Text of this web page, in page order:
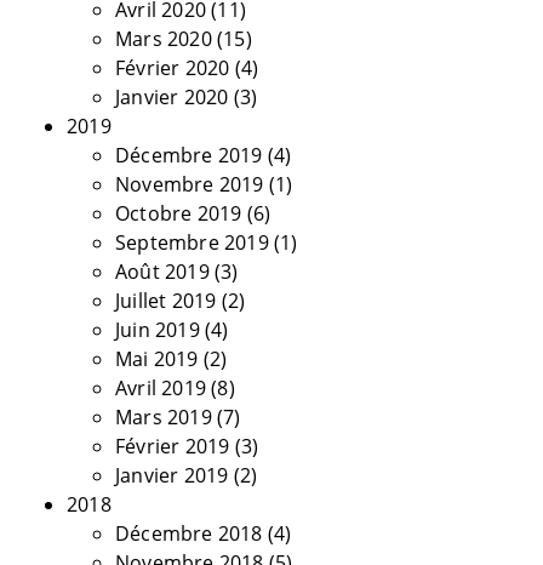
Avril 2020(11)
Mars 2020(15)
Février 2020 (4)
Janvier 2020 (3)
2019
Décembre 2019 (4)
Novembre 2019 (1)
Octobre 2019 (6)
Septembre 2019(1)
Août 2019(3)
Juillet 2019 (2)
Juin 2019(4)
Mai 2019 (2)
Avril 2019(8)
Mars 2019(7)
Février 2019 (3)
Janvier 2019 (2)
2018
Décembre 2018 (4)